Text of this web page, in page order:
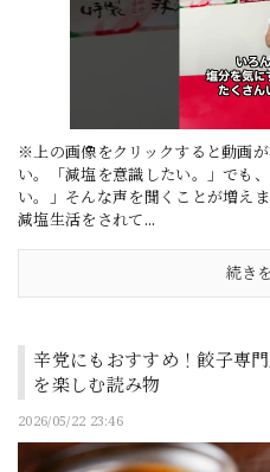
※上の画像をクリックすると動画
い。「減塩を意識したい。」でも
い。」そんな声を聞くことが増え
減塩生活をされて...
続き
辛党にもおすすめ！餃子専
を楽しむ読み物
2026/05/22 23:46